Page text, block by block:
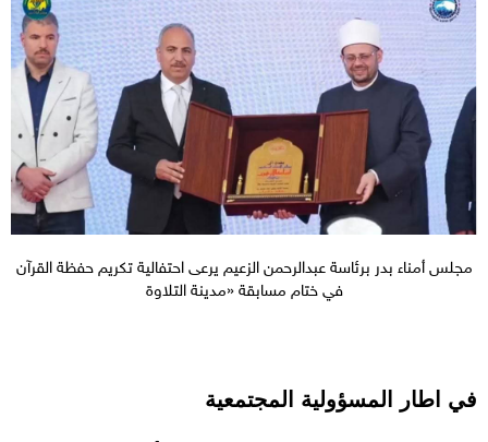
مجلس أمناء بدر برئاسة عبدالرحمن الزعيم يرعى احتفالية تكريم حفظة القرآن
في ختام مسابقة «مدينة التلاوة
في اطار المسؤولية المجتمعية